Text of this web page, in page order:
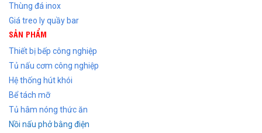
Thùng đá inox
Giá treo ly quầy bar
SẢN PHẨM
Thiết bị bếp công nghiệp
Tủ nấu cơm công nghiệp
Hệ thống hút khói
Bể tách mỡ
Tủ hâm nóng thức ăn
Nồi nấu phở bằng điện